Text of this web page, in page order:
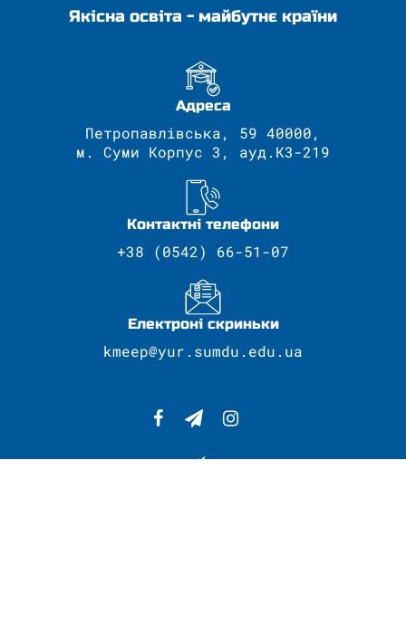
Якісна освіта - майбутнє країни
Адреса
Петропавлівська, 59 40000,
м. Суми Корпус 3, ауд.К3-219
Контактні телефони
+38 (0542) 66-51-07
Електроні скриньки
kmeep@yur.sumdu.edu.ua